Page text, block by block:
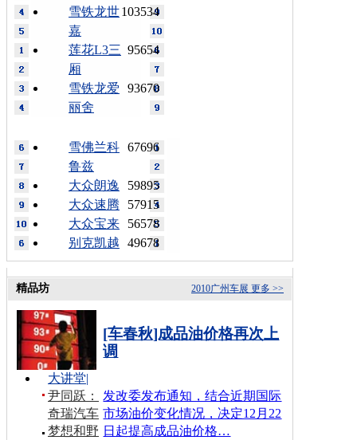
103534
雪铁龙世
嘉
95654
莲花L3三
厢
93670
雪铁龙爱
丽舍
67696
雪佛兰科
鲁兹
59895
大众朗逸
57915
大众速腾
56578
大众宝来
49678
别克凯越
更多 >>
2010广州车展
精品坊
[车春秋]成品油价格再次上
调
发改委发布通知，结合近期国际
市场油价变化情况，决定12月22
日起提高成品油价格…
大讲堂|
尹同跃：
奇瑞汽车
梦想和野